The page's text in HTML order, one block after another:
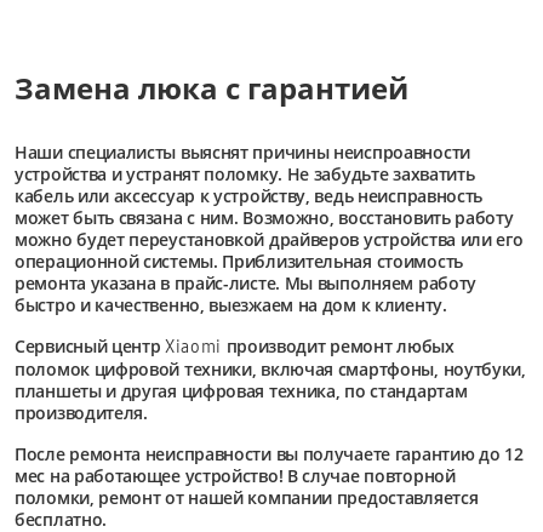
Замена люка с гарантией
Наши специалисты выяснят причины неиспроавности
устройства и устранят поломку. Не забудьте захватить
кабель или аксессуар к устройству, ведь неисправность
может быть связана с ним. Возможно, восстановить работу
можно будет переустановкой драйверов устройства или его
операционной системы. Приблизительная стоимость
ремонта указана в прайс-листе. Мы выполняем работу
быстро и качественно, выезжаем на дом к клиенту.
Сервисный центрXiaomi производит ремонт любых
поломок цифровой техники, включая смартфоны, ноутбуки,
планшеты и другая цифровая техника, по стандартам
производителя.
После ремонта неисправности вы получаете гарантию до 12
мес на работающее устройство! В случае повторной
поломки, ремонт от нашей компании предоставляется
бесплатно.